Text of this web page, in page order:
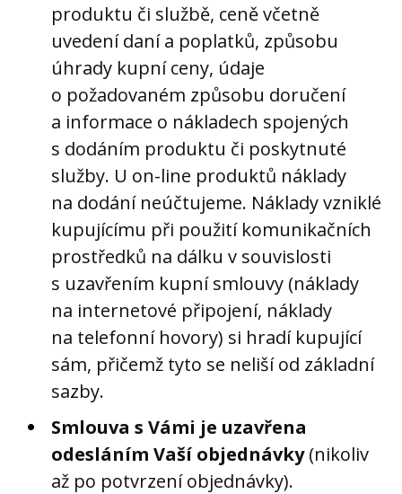
produktu či službě, ceně včetně
uvedení daní a poplatků, způsobu
úhrady kupní ceny, údaje
o požadovaném způsobu doručení
a informace o nákladech spojených
s dodáním produktu či poskytnuté
služby. U on-line produktů náklady
na dodání neúčtujeme. Náklady vzniklé
kupujícímu při použití komunikačních
prostředků na dálku v souvislosti
s uzavřením kupní smlouvy (náklady
na internetové připojení, náklady
na telefonní hovory) si hradí kupující
sám, přičemž tyto se neliší od základní
sazby.
Smlouva s Vámi je uzavřena
odesláním Vaší objednávky(nikoliv
až po potvrzení objednávky).